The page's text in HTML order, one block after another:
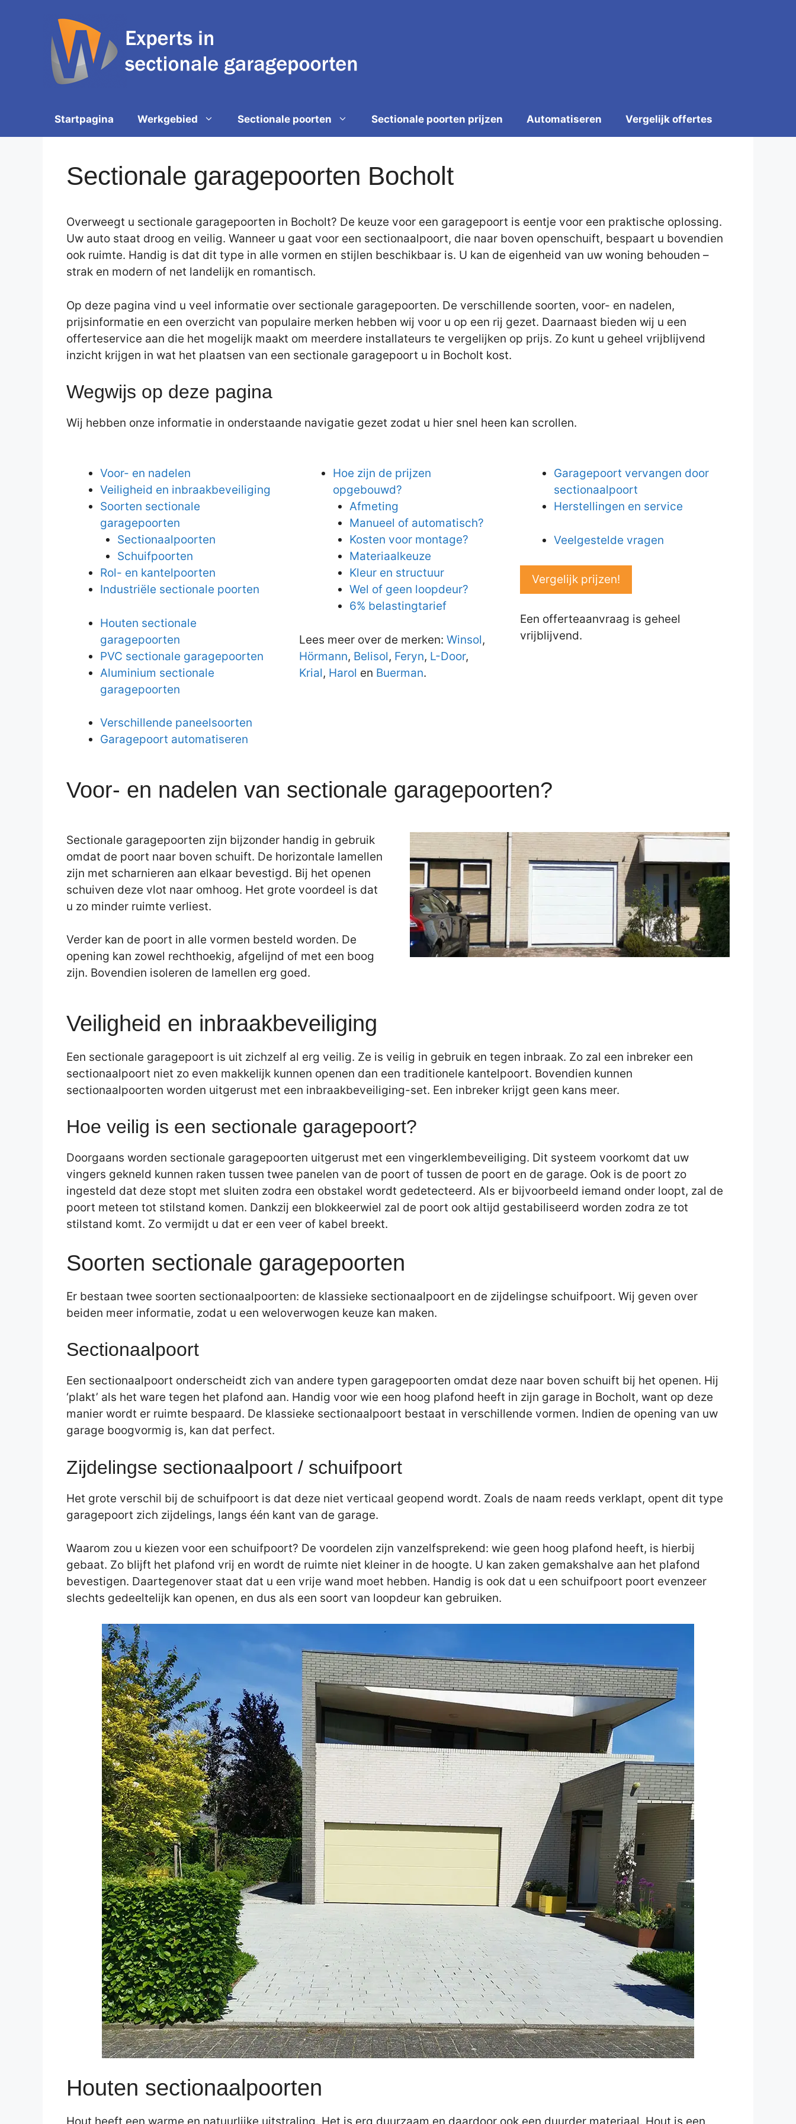
Startpagina Werkgebied Sectionale poorten Sectionale poorten prijzen Automatiseren Vergelijk offertes
Sectionale garagepoorten Bocholt
Overweegt u sectionale garagepoorten in Bocholt? De keuze voor een garagepoort is eentje voor een praktische oplossing.
Uw auto staat droog en veilig. Wanneer u gaat voor een sectionaalpoort, die naar boven openschuift, bespaart u bovendien
ook ruimte. Handig is dat dit type in alle vormen en stijlen beschikbaar is. U kan de eigenheid van uw woning behouden –
strak en modern of net landelijk en romantisch.
Op deze pagina vind u veel informatie over sectionale garagepoorten. De verschillende soorten, voor- en nadelen,
prijsinformatie en een overzicht van populaire merken hebben wij voor u op een rij gezet. Daarnaast bieden wij u een
offerteservice aan die het mogelijk maakt om meerdere installateurs te vergelijken op prijs. Zo kunt u geheel vrijblijvend
inzicht krijgen in wat het plaatsen van een sectionale garagepoort u in Bocholt kost.
Wegwijs op deze pagina
Wij hebben onze informatie in onderstaande navigatie gezet zodat u hier snel heen kan scrollen.
Voor- en nadelen
Veiligheid en inbraakbeveiliging
Soorten sectionale
garagepoorten
Sectionaalpoorten
Schuifpoorten
Rol- en kantelpoorten
Industriële sectionale poorten
Houten sectionale
garagepoorten
PVC sectionale garagepoorten
Aluminium sectionale
garagepoorten
Verschillende paneelsoorten
Garagepoort automatiseren
Hoe zijn de prijzen
opgebouwd?
Afmeting
Manueel of automatisch?
Kosten voor montage?
Materiaalkeuze
Kleur en structuur
Wel of geen loopdeur?
6% belastingtarief
Lees meer over de merken: Winsol,
Hörmann, Belisol, Feryn, L-Door,
Krial, Harol en Buerman.
Garagepoort vervangen door
sectionaalpoort
Herstellingen en service
Veelgestelde vragen
Vergelijk prijzen!
Een offerteaanvraag is geheel
vrijblijvend.
Voor- en nadelen van sectionale garagepoorten?
Sectionale garagepoorten zijn bijzonder handig in gebruik
omdat de poort naar boven schuift. De horizontale lamellen
zijn met scharnieren aan elkaar bevestigd. Bij het openen
schuiven deze vlot naar omhoog. Het grote voordeel is dat
u zo minder ruimte verliest.
Verder kan de poort in alle vormen besteld worden. De
opening kan zowel rechthoekig, afgelijnd of met een boog
zijn. Bovendien isoleren de lamellen erg goed.
Veiligheid en inbraakbeveiliging
Een sectionale garagepoort is uit zichzelf al erg veilig. Ze is veilig in gebruik en tegen inbraak. Zo zal een inbreker een
sectionaalpoort niet zo even makkelijk kunnen openen dan een traditionele kantelpoort. Bovendien kunnen
sectionaalpoorten worden uitgerust met een inbraakbeveiliging-set. Een inbreker krijgt geen kans meer.
Hoe veilig is een sectionale garagepoort?
Doorgaans worden sectionale garagepoorten uitgerust met een vingerklembeveiliging. Dit systeem voorkomt dat uw
vingers gekneld kunnen raken tussen twee panelen van de poort of tussen de poort en de garage. Ook is de poort zo
ingesteld dat deze stopt met sluiten zodra een obstakel wordt gedetecteerd. Als er bijvoorbeeld iemand onder loopt, zal de
poort meteen tot stilstand komen. Dankzij een blokkeerwiel zal de poort ook altijd gestabiliseerd worden zodra ze tot
stilstand komt. Zo vermijdt u dat er een veer of kabel breekt.
Soorten sectionale garagepoorten
Er bestaan twee soorten sectionaalpoorten: de klassieke sectionaalpoort en de zijdelingse schuifpoort. Wij geven over
beiden meer informatie, zodat u een weloverwogen keuze kan maken.
Sectionaalpoort
Een sectionaalpoort onderscheidt zich van andere typen garagepoorten omdat deze naar boven schuift bij het openen. Hij
‘plakt’ als het ware tegen het plafond aan. Handig voor wie een hoog plafond heeft in zijn garage in Bocholt, want op deze
manier wordt er ruimte bespaard. De klassieke sectionaalpoort bestaat in verschillende vormen. Indien de opening van uw
garage boogvormig is, kan dat perfect.
Zijdelingse sectionaalpoort / schuifpoort
Het grote verschil bij de schuifpoort is dat deze niet verticaal geopend wordt. Zoals de naam reeds verklapt, opent dit type
garagepoort zich zijdelings, langs één kant van de garage.
Waarom zou u kiezen voor een schuifpoort? De voordelen zijn vanzelfsprekend: wie geen hoog plafond heeft, is hierbij
gebaat. Zo blijft het plafond vrij en wordt de ruimte niet kleiner in de hoogte. U kan zaken gemakshalve aan het plafond
bevestigen. Daartegenover staat dat u een vrije wand moet hebben. Handig is ook dat u een schuifpoort poort evenzeer
slechts gedeeltelijk kan openen, en dus als een soort van loopdeur kan gebruiken.
Houten sectionaalpoorten